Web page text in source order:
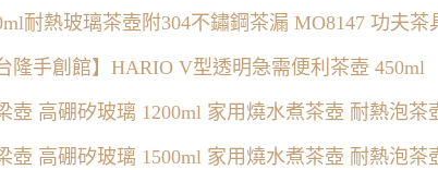
耐熱玻璃茶壺附304不鏽鋼茶漏 MO8147 功夫
台隆手創館】HARIO V型透明急需便利茶壺 450ml
壺 高硼矽玻璃 1200ml 家用燒水煮茶壺 耐熱泡茶
壺 高硼矽玻璃 1500ml 家用燒水煮茶壺 耐熱泡茶